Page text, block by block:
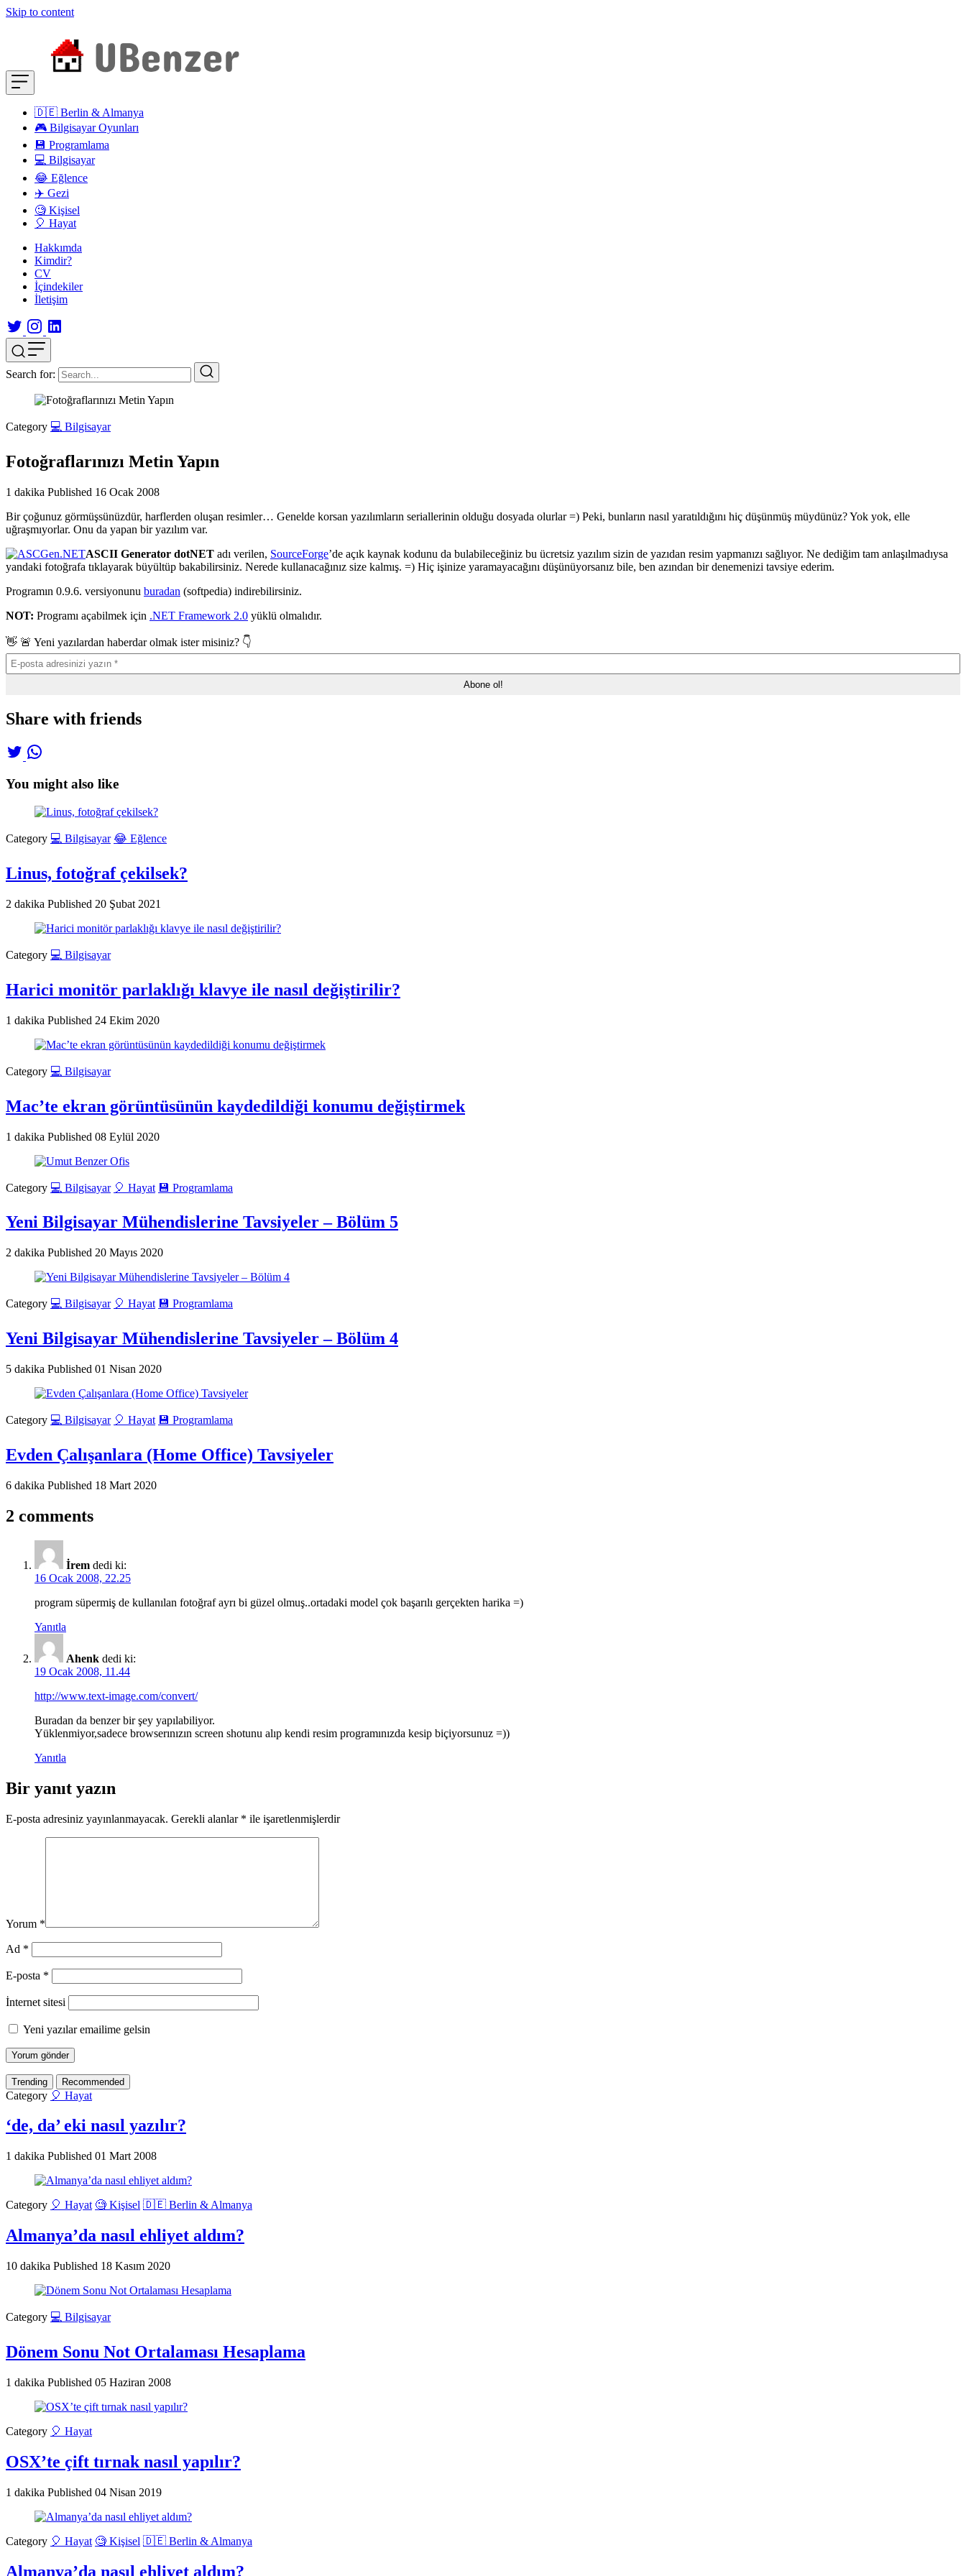
Skip to content
🇩🇪 Berlin & Almanya
🎮 Bilgisayar Oyunları
💾 Programlama
💻 Bilgisayar
😂 Eğlence
✈️ Gezi
🧐 Kişisel
🎈 Hayat
Hakkımda
Kimdir?
CV
İçindekiler
İletişim
Search for:
Category 💻 Bilgisayar
Fotoğraflarınızı Metin Yapın
1 dakika Published 16 Ocak 2008
Bir çoğunuz görmüşsünüzdür, harflerden oluşan resimler… Genelde korsan yazılımların seriallerinin olduğu dosyada olurlar =) Peki, bunların nasıl yaratıldığını hiç düşünmüş müydünüz? Yok yok, elle
uğraşmıyorlar. Onu da yapan bir yazılım var.
ASCII Generator dotNET adı verilen, SourceForge’de açık kaynak kodunu da bulabileceğiniz bu ücretsiz yazılım sizin de yazıdan resim yapmanızı sağlıyor. Ne dediğim tam anlaşılmadıysa
yandaki fotoğrafa tıklayarak büyültüp bakabilirsiniz. Nerede kullanacağınız size kalmış. =) Hiç işinize yaramayacağını düşünüyorsanız bile, ben azından bir denemenizi tavsiye ederim.
Programın 0.9.6. versiyonunu buradan (softpedia) indirebilirsiniz.
NOT: Programı açabilmek için .NET Framework 2.0 yüklü olmalıdır.
👋 🚨 Yeni yazılardan haberdar olmak ister misiniz? 👇
Share with friends
You might also like
Category 💻 Bilgisayar 😂 Eğlence
Linus, fotoğraf çekilsek?
2 dakika Published 20 Şubat 2021
Category 💻 Bilgisayar
Harici monitör parlaklığı klavye ile nasıl değiştirilir?
1 dakika Published 24 Ekim 2020
Category 💻 Bilgisayar
Mac’te ekran görüntüsünün kaydedildiği konumu değiştirmek
1 dakika Published 08 Eylül 2020
Category 💻 Bilgisayar 🎈 Hayat 💾 Programlama
Yeni Bilgisayar Mühendislerine Tavsiyeler – Bölüm 5
2 dakika Published 20 Mayıs 2020
Category 💻 Bilgisayar 🎈 Hayat 💾 Programlama
Yeni Bilgisayar Mühendislerine Tavsiyeler – Bölüm 4
5 dakika Published 01 Nisan 2020
Category 💻 Bilgisayar 🎈 Hayat 💾 Programlama
Evden Çalışanlara (Home Office) Tavsiyeler
6 dakika Published 18 Mart 2020
2 comments
İrem dedi ki:
16 Ocak 2008, 22.25
program süpermiş de kullanılan fotoğraf ayrı bi güzel olmuş..ortadaki model çok başarılı gerçekten harika =)
Yanıtla
Ahenk dedi ki:
19 Ocak 2008, 11.44
http://www.text-image.com/convert/
Buradan da benzer bir şey yapılabiliyor.
Yüklenmiyor,sadece browserınızın screen shotunu alıp kendi resim programınızda kesip biçiyorsunuz =))
Yanıtla
Bir yanıt yazın
E-posta adresiniz yayınlanmayacak. Gerekli alanlar * ile işaretlenmişlerdir
Yorum *
Ad *
E-posta *
İnternet sitesi
Yeni yazılar emailime gelsin
Trending Recommended
Category 🎈 Hayat
‘de, da’ eki nasıl yazılır?
1 dakika Published 01 Mart 2008
Category 🎈 Hayat 🧐 Kişisel 🇩🇪 Berlin & Almanya
Almanya’da nasıl ehliyet aldım?
10 dakika Published 18 Kasım 2020
Category 💻 Bilgisayar
Dönem Sonu Not Ortalaması Hesaplama
1 dakika Published 05 Haziran 2008
Category 🎈 Hayat
OSX’te çift tırnak nasıl yapılır?
1 dakika Published 04 Nisan 2019
Category 🎈 Hayat 🧐 Kişisel 🇩🇪 Berlin & Almanya
Almanya’da nasıl ehliyet aldım?